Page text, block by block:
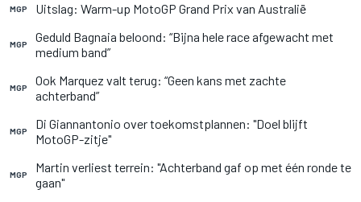
MGP Uitslag: Warm-up MotoGP Grand Prix van Australië
MGP
Geduld Bagnaia beloond: “Bijna hele race afgewacht met
medium band”
MGP
Ook Marquez valt terug: “Geen kans met zachte
achterband”
MGP
Di Giannantonio over toekomstplannen: "Doel blijft
MotoGP-zitje"
MGP
Martin verliest terrein: "Achterband gaf op met één ronde te
gaan"